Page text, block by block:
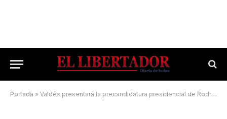
Portada » Valdés presentará la precandidatura presidencial de Rodríguez Larreta en Goya